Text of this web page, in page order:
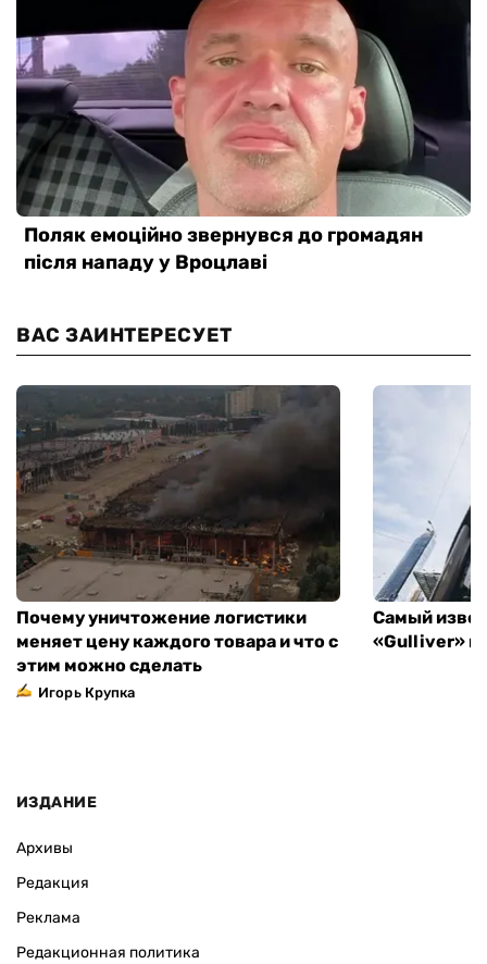
ВАС ЗАИНТЕРЕСУЕТ
Почему уничтожение логистики
меняет цену каждого товара и что с
этим можно сделать
Игорь Крупка
Самый
«Gulliver»
ИЗДАНИЕ
Архивы
Редакция
Реклама
Редакционная политика